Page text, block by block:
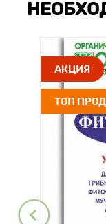
АКЦИЯ
ТОП